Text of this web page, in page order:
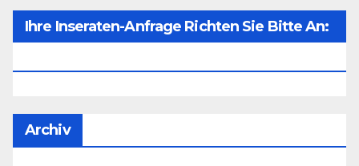
Ihre Inseraten-Anfrage Richten Sie Bitte An:
Archiv